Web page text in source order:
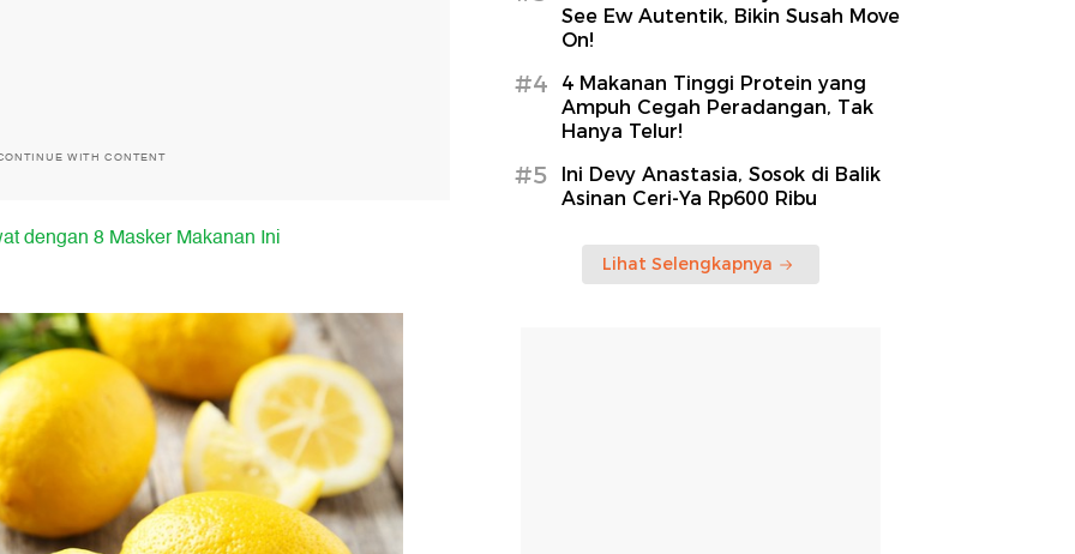
WITH CONTENT
dengan 8 Masker Makanan Ini
See Ew Autentik, Bikin Susah Move
On!
#4
4 Makanan Tinggi Protein yang
Ampuh Cegah Peradangan, Tak
Hanya Telur!
#5
Ini Devy Anastasia, Sosok di Balik
Asinan Ceri-Ya Rp600 Ribu
Lihat Selengkapnya